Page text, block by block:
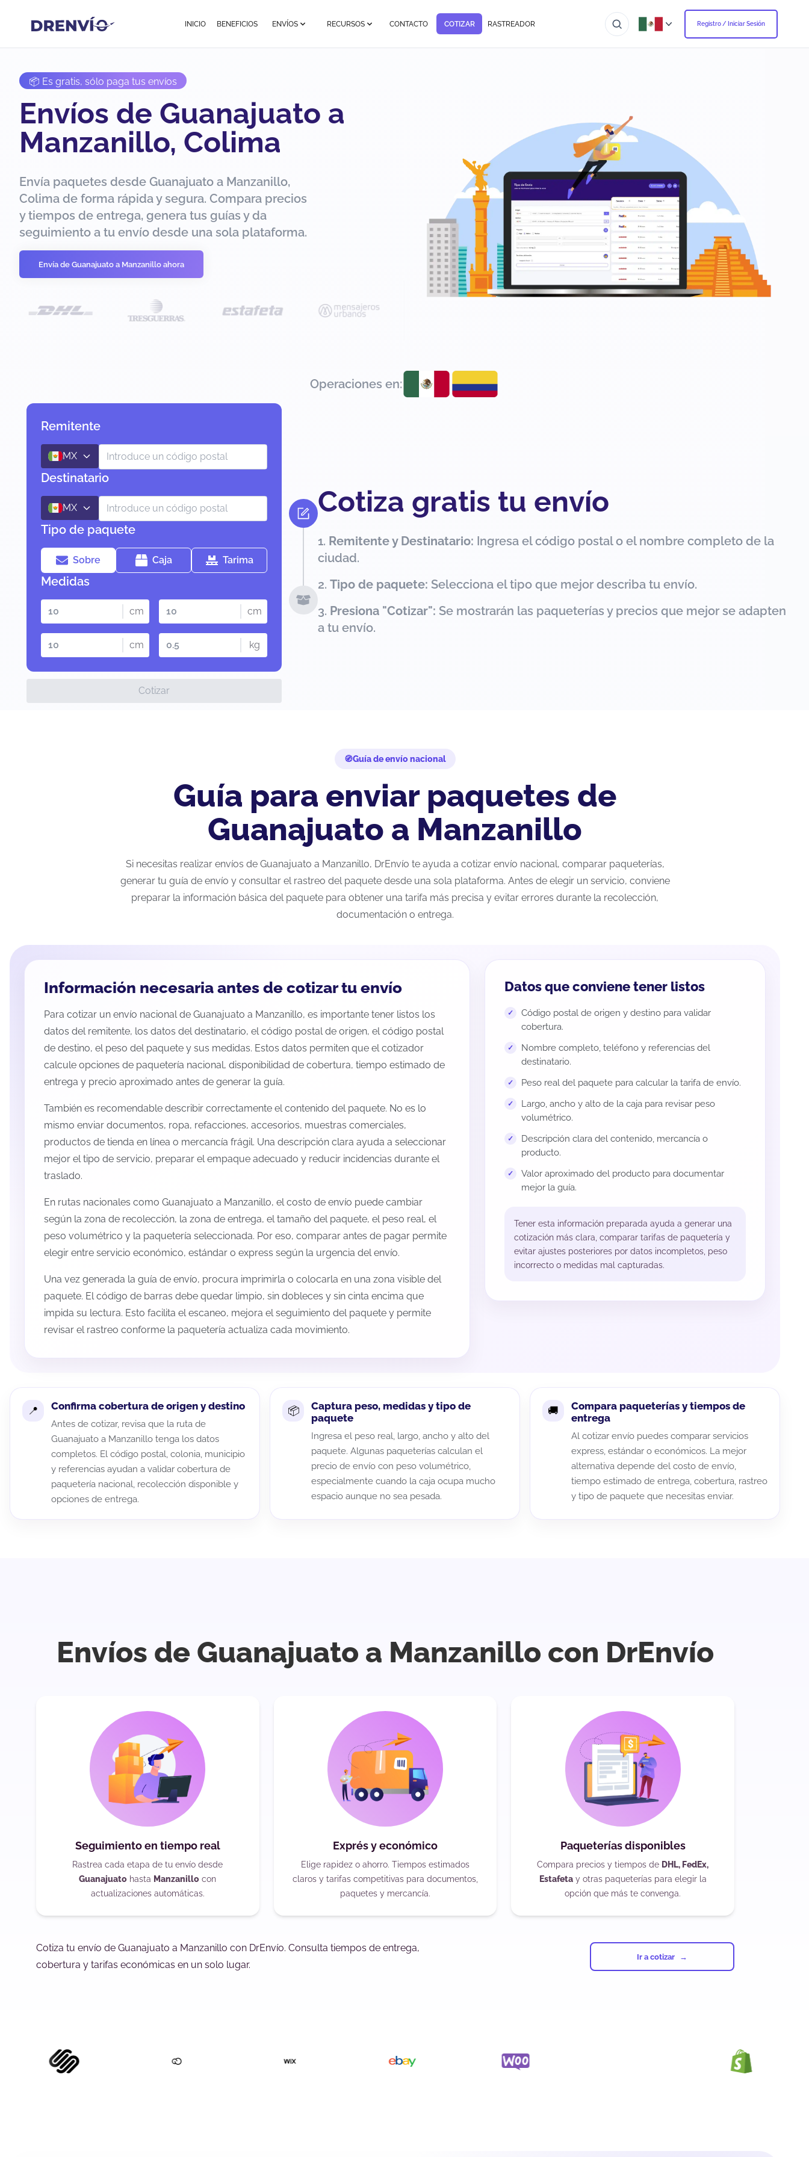
INICIO BENEFICIOS ENVÍOS RECURSOS CONTACTO COTIZAR RASTREADOR Registro / Iniciar Sesión
📦 Es gratis, sólo paga tus envíos
Envíos de Guanajuato a
Manzanillo, Colima
Envía paquetes desde Guanajuato a Manzanillo,
Colima de forma rápida y segura. Compara precios
y tiempos de entrega, genera tus guías y da
seguimiento a tu envío desde una sola plataforma.
Envía de Guanajuato a Manzanillo ahora
Operaciones en:
Remitente
MX
Destinatario
MX
Tipo de paquete
Sobre Caja Tarima
Medidas
cm cm
cm kg
Cotizar
Cotiza gratis tu envío
Remitente y Destinatario: Ingresa el código postal o el nombre completo de la
ciudad.
Tipo de paquete: Selecciona el tipo que mejor describa tu envío.
Presiona "Cotizar": Se mostrarán las paqueterías y precios que mejor se adapten
a tu envío.
Guía de envío nacional
Guía para enviar paquetes de
Guanajuato a Manzanillo
Si necesitas realizar envíos de Guanajuato a Manzanillo, DrEnvío te ayuda a cotizar envío nacional, comparar paqueterías,
generar tu guía de envío y consultar el rastreo del paquete desde una sola plataforma. Antes de elegir un servicio, conviene
preparar la información básica del paquete para obtener una tarifa más precisa y evitar errores durante la recolección,
documentación o entrega.
Información necesaria antes de cotizar tu envío
Para cotizar un envío nacional de Guanajuato a Manzanillo, es importante tener listos los
datos del remitente, los datos del destinatario, el código postal de origen, el código postal
de destino, el peso del paquete y sus medidas. Estos datos permiten que el cotizador
calcule opciones de paquetería nacional, disponibilidad de cobertura, tiempo estimado de
entrega y precio aproximado antes de generar la guía.
También es recomendable describir correctamente el contenido del paquete. No es lo
mismo enviar documentos, ropa, refacciones, accesorios, muestras comerciales,
productos de tienda en línea o mercancía frágil. Una descripción clara ayuda a seleccionar
mejor el tipo de servicio, preparar el empaque adecuado y reducir incidencias durante el
traslado.
En rutas nacionales como Guanajuato a Manzanillo, el costo de envío puede cambiar
según la zona de recolección, la zona de entrega, el tamaño del paquete, el peso real, el
peso volumétrico y la paquetería seleccionada. Por eso, comparar antes de pagar permite
elegir entre servicio económico, estándar o express según la urgencia del envío.
Una vez generada la guía de envío, procura imprimirla o colocarla en una zona visible del
paquete. El código de barras debe quedar limpio, sin dobleces y sin cinta encima que
impida su lectura. Esto facilita el escaneo, mejora el seguimiento del paquete y permite
revisar el rastreo conforme la paquetería actualiza cada movimiento.
Datos que conviene tener listos
Código postal de origen y destino para validar
cobertura.
Nombre completo, teléfono y referencias del
destinatario.
Peso real del paquete para calcular la tarifa de envío.
Largo, ancho y alto de la caja para revisar peso
volumétrico.
Descripción clara del contenido, mercancía o
producto.
Valor aproximado del producto para documentar
mejor la guía.
Tener esta información preparada ayuda a generar una
cotización más clara, comparar tarifas de paquetería y
evitar ajustes posteriores por datos incompletos, peso
incorrecto o medidas mal capturadas.
Confirma cobertura de origen y destino
Antes de cotizar, revisa que la ruta de
Guanajuato a Manzanillo tenga los datos
completos. El código postal, colonia, municipio
y referencias ayudan a validar cobertura de
paquetería nacional, recolección disponible y
opciones de entrega.
Captura peso, medidas y tipo de
paquete
Ingresa el peso real, largo, ancho y alto del
paquete. Algunas paqueterías calculan el
precio de envío con peso volumétrico,
especialmente cuando la caja ocupa mucho
espacio aunque no sea pesada.
Compara paqueterías y tiempos de
entrega
Al cotizar envío puedes comparar servicios
express, estándar o económicos. La mejor
alternativa depende del costo de envío,
tiempo estimado de entrega, cobertura, rastreo
y tipo de paquete que necesitas enviar.
Envíos de Guanajuato a Manzanillo con DrEnvío
Seguimiento en tiempo real
Rastrea cada etapa de tu envío desde
Guanajuato hasta Manzanillo con
actualizaciones automáticas.
Exprés y económico
Elige rapidez o ahorro. Tiempos estimados
claros y tarifas competitivas para documentos,
paquetes y mercancía.
Paqueterías disponibles
Compara precios y tiempos de DHL, FedEx,
Estafetay otras paqueterías para elegir la
opción que más te convenga.
Cotiza tu envío de Guanajuato a Manzanillo con DrEnvío. Consulta tiempos de entrega,
cobertura y tarifas económicas en un solo lugar.
Ir a cotizar